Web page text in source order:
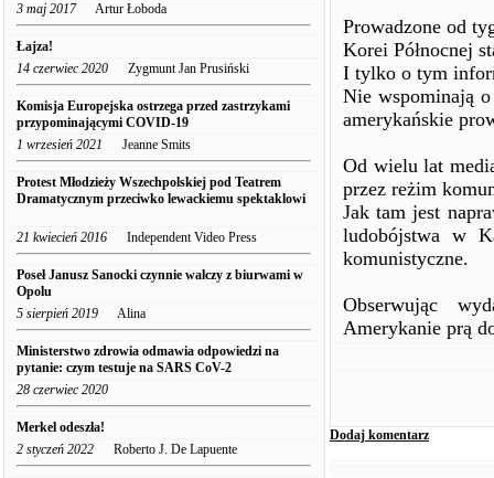
3 maj 2017Artur Łoboda
Łajza!
14 czerwiec 2020 Zygmunt Jan Prusiński
Komisja Europejska ostrzega przed zastrzykami
przypominającymi COVID-19
1 wrzesień 2021 Jeanne Smits
Protest Młodzieży Wszechpolskiej pod Teatrem
Dramatycznym przeciwko lewackiemu spektaklowi
21 kwiecień 2016 Independent Video Press
Poseł Janusz Sanocki czynnie walczy z biurwami w
Opolu
5 sierpień 2019 Alina
Ministerstwo zdrowia odmawia odpowiedzi na
pytanie: czym testuje na SARS CoV-2
28 czerwiec 2020
Merkel odeszła!
2 styczeń 2022 Roberto J. De Lapuente
Prowadzone od
Korei Północnej
I tylko o tym
Nie wspominają
amerykańskie
Od wielu lat
przez reżim
Jak tam jest
ludobójstwa w
komunistyczne.
Obserwując
Amerykanie prą
Dodaj komentarz